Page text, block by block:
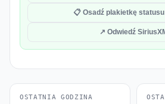
📋 Osadź plakietkę
↗ Odwiedź
OSTATNIA GODZINA